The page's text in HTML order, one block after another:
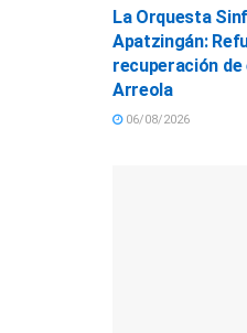
La Orquesta
Apatzingán:
recuperación de
Arreola
06/08/2026